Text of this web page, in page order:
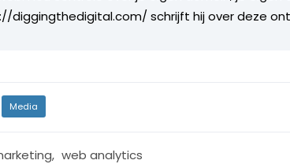
diggingthedigital.com/ schrijft hij over deze
Media
, web analytics